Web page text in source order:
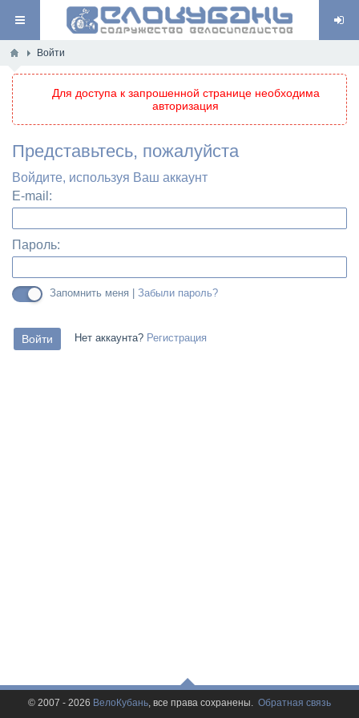
Войти
Для доступа к запрошенной странице необходима
авторизация
Представьтесь, пожалуйста
Войдите, используя Ваш аккаунт
E-mail:
Пароль:
Запомнить меня | Забыли пароль?
Нет аккаунта? Регистрация
© 2007 - 2026 ВелоКубань, все права сохранены. Обратная связь